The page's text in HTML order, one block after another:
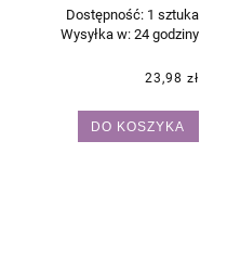
Dostępność: 1 sztuka
Wysyłka w: 24 godziny
23,98 zł
DO KOSZYKA